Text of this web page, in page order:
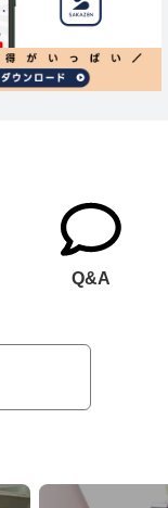
Q&A